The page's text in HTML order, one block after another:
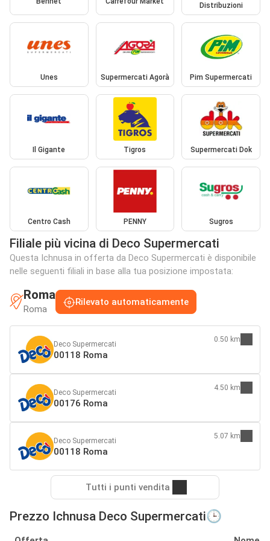
Distribuzioni
Unes Supermercati Agorà Pim Supermercati
Il Gigante Tigros Supermercati Dok
Centro Cash PENNY Sugros
Filiale più vicina di Deco Supermercati
Questa Ichnusa in offerta da Deco Supermercati è disponibile
nelle seguenti filiali in base alla tua posizione impostata:
Roma
Roma
Rilevato automaticamente
Deco Supermercati
00118 Roma
0.50 km
Deco Supermercati
00176 Roma
4.50 km
Deco Supermercati
00118 Roma
5.07 km
Tutti i punti vendita
Prezzo Ichnusa Deco Supermercati🕒